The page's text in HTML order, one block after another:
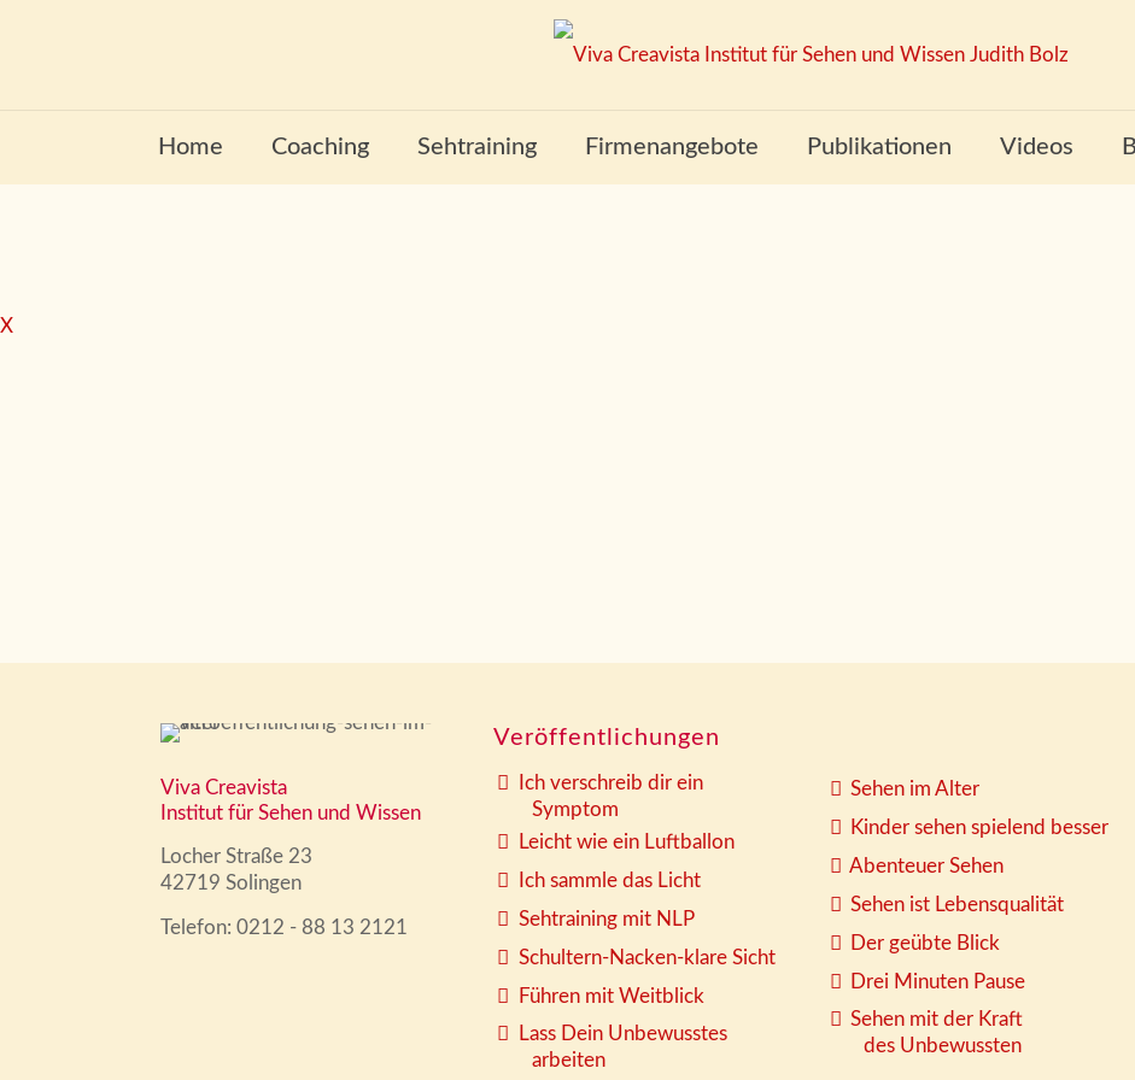
Home Coaching Sehtraining Firmenangebote Publikationen Videos
Viva Creavista
Institut für Sehen und Wissen
Locher Straße 23
42719 Solingen
Telefon: 0212 - 88 13 2121
Veröffentlichungen
Ich verschreib dir ein
Symptom
Leicht wie ein Luftballon
Ich sammle das Licht
Sehtraining mit NLP
Schultern-Nacken-klare Sicht
Führen mit Weitblick
Lass Dein Unbewusstes
arbeiten
Sehen im Alter
Kinder sehen spielend besser
Abenteuer Sehen
Sehen ist Lebensqualität
Der geübte Blick
Drei Minuten Pause
Sehen mit der Kraft
des Unbewussten
X